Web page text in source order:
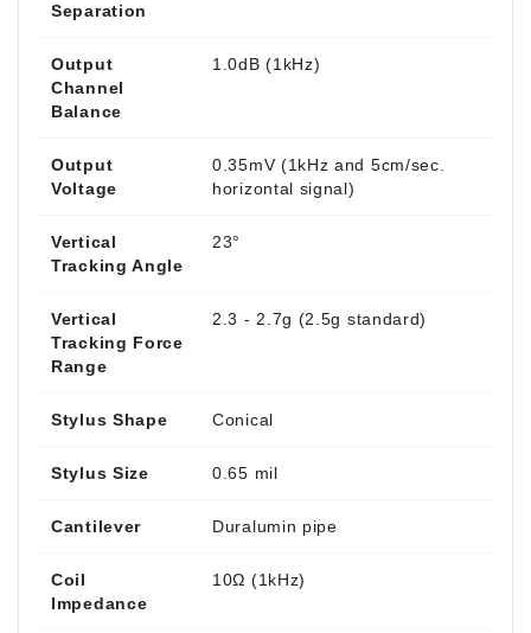
Separation
Output
Channel
Balance
1.0dB (1kHz)
Output
Voltage
0.35mV (1kHz and 5cm/sec.
horizontal signal)
Vertical
Tracking Angle
23°
Vertical
Tracking Force
Range
2.3 - 2.7g (2.5g standard)
Stylus Shape Conical
Stylus Size 0.65 mil
Cantilever Duralumin pipe
Coil
Impedance
10Ω (1kHz)